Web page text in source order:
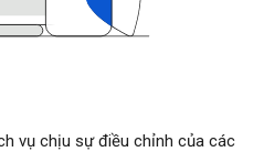
vụ chịu sự điều chỉnh của các